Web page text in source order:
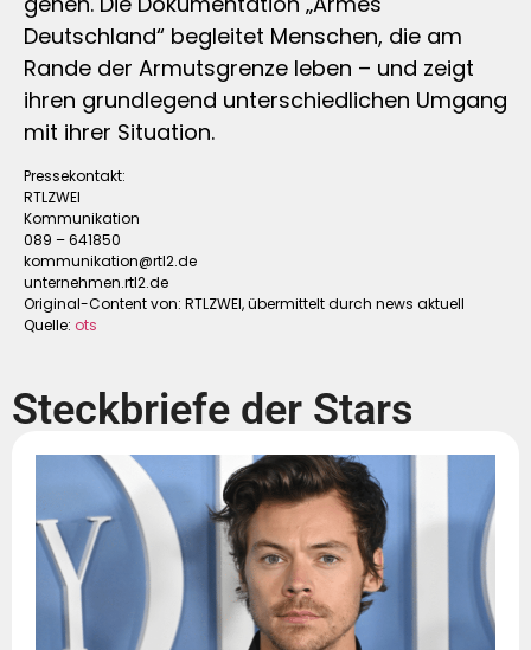
Deutschland“ begleitet Menschen, die am
Rande der Armutsgrenze leben – und zeigt
ihren grundlegend unterschiedlichen Umgang
mit ihrer Situation.
Pressekontakt:
RTLZWEI
Kommunikation
089 – 641850
kommunikation@rtl2.de
unternehmen.rtl2.de
Original-Content von: RTLZWEI, übermittelt durch news aktuell
Quelle: ots
Steckbriefe der Stars